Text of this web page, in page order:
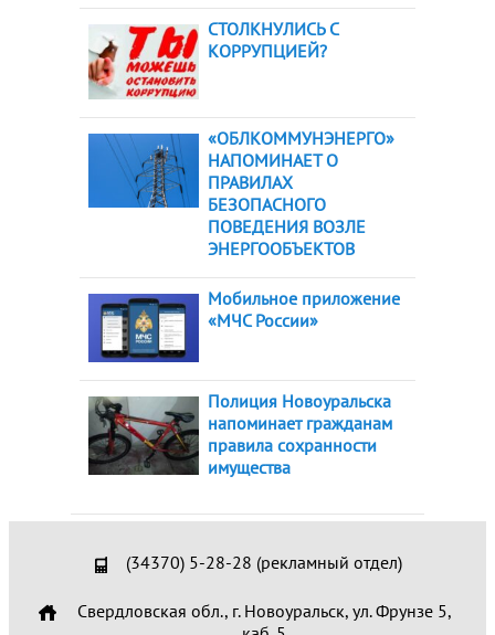
СТОЛКНУЛИСЬ С
КОРРУПЦИЕЙ?
«ОБЛКОММУНЭНЕРГО»
НАПОМИНАЕТ О
ПРАВИЛАХ
БЕЗОПАСНОГО
ПОВЕДЕНИЯ ВОЗЛЕ
ЭНЕРГООБЪЕКТОВ
Мобильное приложение
«МЧС России»
Полиция Новоуральска
напоминает гражданам
правила сохранности
имущества
(34370) 5-28-28 (рекламный отдел)
Свердловская обл., г. Новоуральск, ул. Фрунзе 5,